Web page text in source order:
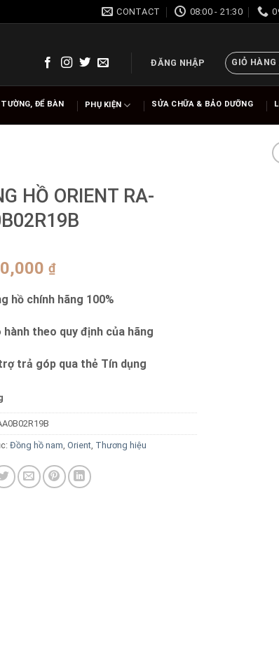
CONTACT 08:00 - 21:30
ĐĂNG NHẬP GIỎ HÀNG
ĐỂ BÀN PHỤ KIỆN SỬA CHỮA & BẢO DƯỠNG
HỒ ORIENT RA-
₫
hồ chính hãng 100%
hành theo quy định của hãng
trả góp qua thẻ Tín dụng
Đồng hồ nam, Orient, Thương hiệu